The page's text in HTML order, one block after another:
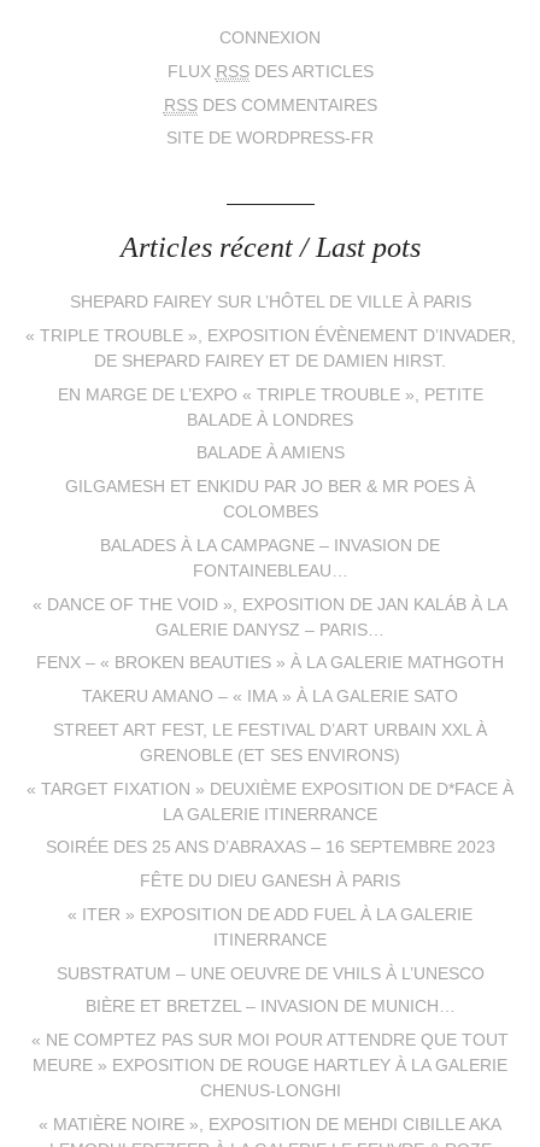
CONNEXION
FLUX RSSDES ARTICLES
RSSDES COMMENTAIRES
SITE DE WORDPRESS-FR
Articles récent / Last pots
SHEPARD FAIREY SUR L’HÔTEL DE VILLE À PARIS
« TRIPLE TROUBLE », EXPOSITION ÉVÈNEMENT D’INVADER,
DE SHEPARD FAIREY ET DE DAMIEN HIRST.
EN MARGE DE L’EXPO « TRIPLE TROUBLE », PETITE
BALADE À LONDRES
BALADE À AMIENS
GILGAMESH ET ENKIDU PAR JO BER & MR POES À
COLOMBES
BALADES À LA CAMPAGNE – INVASION DE
FONTAINEBLEAU…
« DANCE OF THE VOID », EXPOSITION DE JAN KALÁB À LA
GALERIE DANYSZ – PARIS…
FENX – « BROKEN BEAUTIES » À LA GALERIE MATHGOTH
TAKERU AMANO – « IMA » À LA GALERIE SATO
STREET ART FEST, LE FESTIVAL D’ART URBAIN XXL À
GRENOBLE (ET SES ENVIRONS)
« TARGET FIXATION » DEUXIÈME EXPOSITION DE D*FACE À
LA GALERIE ITINERRANCE
SOIRÉE DES 25 ANS D’ABRAXAS – 16 SEPTEMBRE 2023
FÊTE DU DIEU GANESH À PARIS
« ITER » EXPOSITION DE ADD FUEL À LA GALERIE
ITINERRANCE
SUBSTRATUM – UNE OEUVRE DE VHILS À L’UNESCO
BIÈRE ET BRETZEL – INVASION DE MUNICH…
« NE COMPTEZ PAS SUR MOI POUR ATTENDRE QUE TOUT
MEURE » EXPOSITION DE ROUGE HARTLEY À LA GALERIE
CHENUS-LONGHI
« MATIÈRE NOIRE », EXPOSITION DE MEHDI CIBILLE AKA